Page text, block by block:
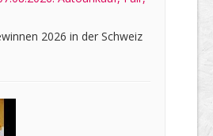
2026 in der Schweiz